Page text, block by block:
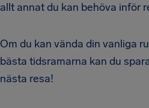
allt annat du kan behöva inför
Om du kan vända din vanliga
bästa tidsramarna kan du
nästa resa!